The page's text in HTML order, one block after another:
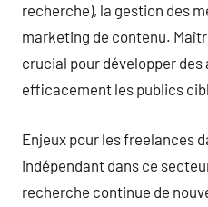
recherche), la gestion des
marketing de contenu.
crucial pour développer
efficacement les publics
Enjeux pour les freelances
indépendant dans ce
recherche continue de